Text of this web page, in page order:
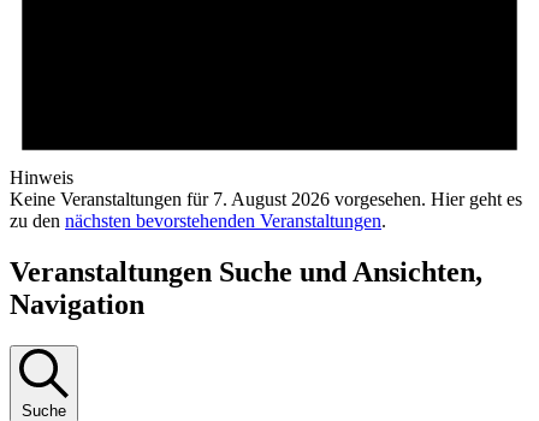
Hinweis
Keine Veranstaltungen für 7. August 2026 vorgesehen. Hier geht es
zu den nächsten bevorstehenden Veranstaltungen.
Veranstaltungen Suche und Ansichten,
Navigation
Suche